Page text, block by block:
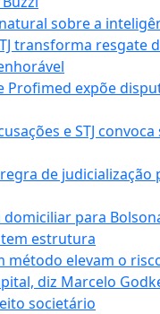
sobre a
transforma resgate
Profimed expõe
e STJ
de judicialização
domiciliar para
estrutura
método elevam o
diz Marcelo
societário